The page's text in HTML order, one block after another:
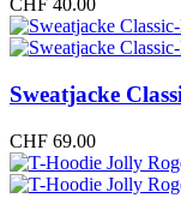
CHF 40.00
Sweatjacke
CHF 69.00